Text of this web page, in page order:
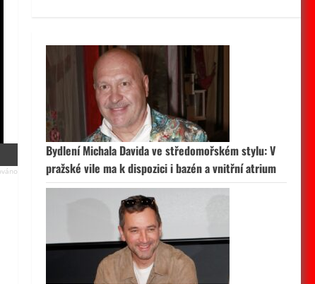
Bydlení Michala Davida ve středomořském stylu: V
pražské vile ma k dispozici i bazén a vnitřní atrium